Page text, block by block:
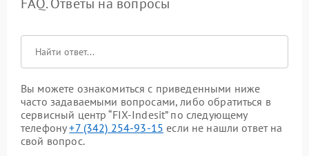
FAQ. Ответы на вопросы
Вы можете ознакомиться с приведенными ниже
часто задаваемыми вопросами, либо обратиться в
сервисный центр “FIX-Indesit” по следующему
телефону+7 (342) 254-93-15 если не нашли ответ на
свой вопрос.